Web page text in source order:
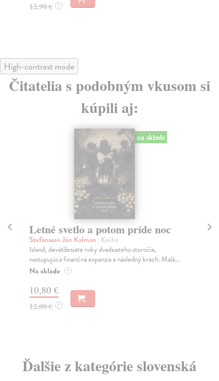
12,90 € ?
High-contrast mode
Čitatelia s podobným vkusom si
kúpili aj:
na sklade
Letné svetlo a potom príde noc
Stefánsson Jón Kalman | Kniha
Island, deväťdesiate roky dvadsiateho storočia,
nastupujúca finančná expanzia a následný krach. Malá...
Na sklade ?
10,80 €
12,00 € ?
Ďalšie z kategórie slovenská